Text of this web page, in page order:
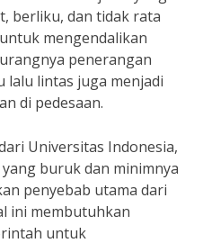
berliku, dan tidak rata
mengendalikan
penerangan
lalu lintas juga menjadi
di pedesaan.
Universitas Indonesia,
buruk dan minimnya
penyebab utama dari
ini membutuhkan
untuk